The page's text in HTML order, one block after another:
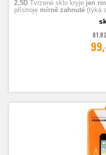
2,5D Tvrzené sklo kryje jen
přístroje mírně zahnuté (týká
zahnutím.
Fotografie jsou ilustrační.